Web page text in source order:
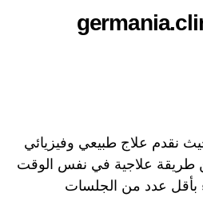
نقدم علاج طبيعي وفيزيائي
طريقة علاجية في نفس الوقت
بأقل عدد من الجلسات